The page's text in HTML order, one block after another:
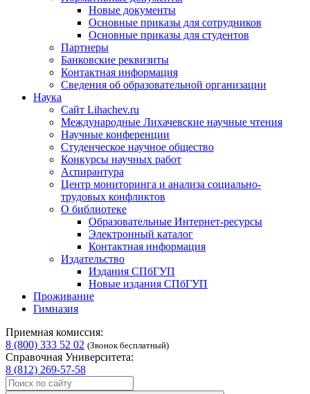
Новые документы
Основные приказы для сотрудников
Основные приказы для студентов
Партнеры
Банковские реквизиты
Контактная информация
Сведения об образовательной организации
Наука
Сайт Lihachev.ru
Международные Лихачевские научные чтения
Научные конференции
Студенческое научное общество
Конкурсы научных работ
Аспирантура
Центр мониторинга и анализа социально-
трудовых конфликтов
О библиотеке
Образовательные Интернет-ресурсы
Электронный каталог
Контактная информация
Издательство
Издания СПбГУП
Новые издания СПбГУП
Проживание
Гимназия
Приемная комиссия:
8 (800) 333 52 02 (Звонок бесплатный)
Справочная Университета:
8 (812) 269-57-58